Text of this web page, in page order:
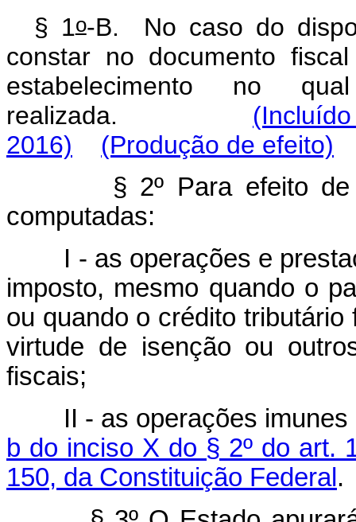
§ 1o-B. No caso do
constar no documento
estabelecimento no
realizada.
2016)
(Produção de efeito)
§ 2º Para efeito
computadas:
I - as operações e
imposto, mesmo quando o
ou quando o crédito
virtude de isenção ou
fiscais;
II - as operações
b do inciso X do § 2º do art.
150, da Constituição Federal .